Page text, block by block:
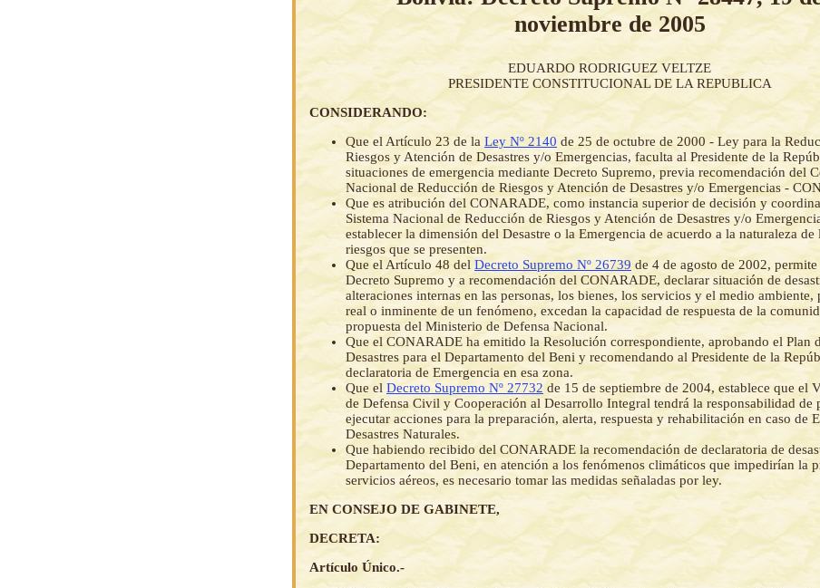
noviembre de 2005
EDUARDO RODRIGUEZ VELTZE
PRESIDENTE CONSTITUCIONAL DE LA REPUBLICA
CONSIDERANDO:
Que el Artículo 23 de la Ley Nº 2140 de 25 de octubre de 2000 - Ley para la
Riesgos y Atención de Desastres y/o Emergencias, faculta al Presidente de la
situaciones de emergencia mediante Decreto Supremo, previa recomendación del
Nacional de Reducción de Riesgos y Atención de Desastres y/o Emergencias -
Que es atribución del CONARADE, como instancia superior de decisión y
Sistema Nacional de Reducción de Riesgos y Atención de Desastres y/o
establecer la dimensión del Desastre o la Emergencia de acuerdo a la naturaleza de
riesgos que se presenten.
Que el Artículo 48 del Decreto Supremo Nº 26739 de 4 de agosto de 2002, permite
Decreto Supremo y a recomendación del CONARADE, declarar situación de
alteraciones internas en las personas, los bienes, los servicios y el medio ambiente,
real o inminente de un fenómeno, excedan la capacidad de respuesta de la
propuesta del Ministerio de Defensa Nacional.
Que el CONARADE ha emitido la Resolución correspondiente, aprobando el Plan
Desastres para el Departamento del Beni y recomendando al Presidente de la
declaratoria de Emergencia en esa zona.
Que el Decreto Supremo Nº 27732 de 15 de septiembre de 2004, establece que el
de Defensa Civil y Cooperación al Desarrollo Integral tendrá la responsabilidad de
ejecutar acciones para la preparación, alerta, respuesta y rehabilitación en caso de
Desastres Naturales.
Que habiendo recibido del CONARADE la recomendación de declaratoria de
Departamento del Beni, en atención a los fenómenos climáticos que impedirían la
servicios aéreos, es necesario tomar las medidas señaladas por ley.
EN CONSEJO DE GABINETE,
DECRETA:
Artículo Único.-